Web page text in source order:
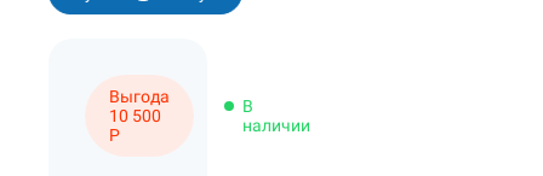
Выгода
10 500
Р
В
наличии